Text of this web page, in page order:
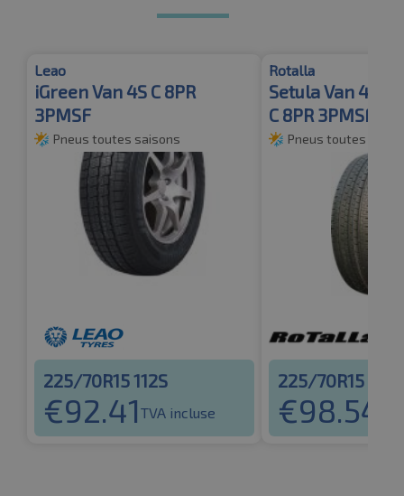
Leao
iGreen Van 4S C 8PR
3PMSF
Pneus toutes saisons
225/70R15 112S
€92.41 TVA incluse
Rotalla
Setula Van 4
C 8PR 3PMSF
Pneus toutes
225/70R15 112S
€98.54